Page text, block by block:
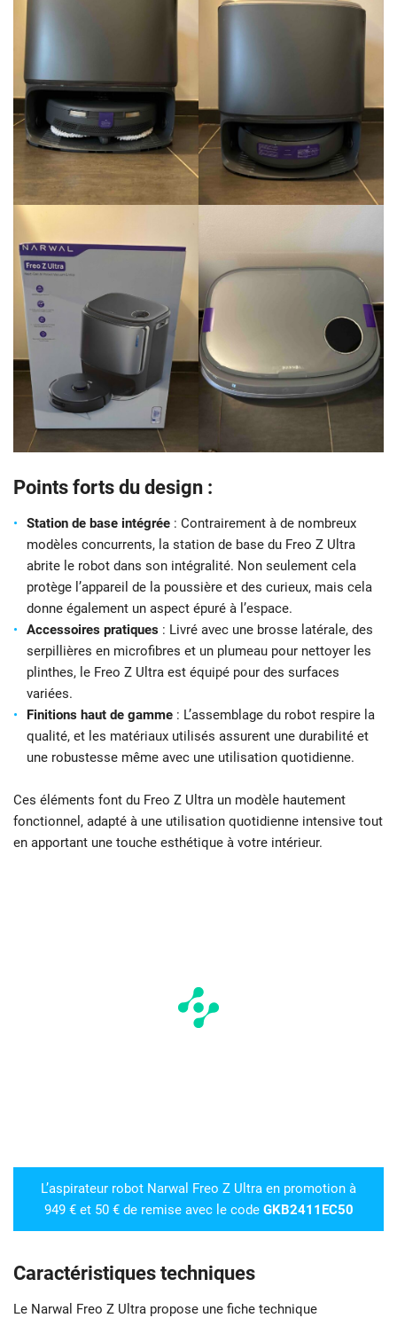
Points forts du design :
Station de base intégrée : Contrairement à de nombreux
modèles concurrents, la station de base du Freo Z Ultra
abrite le robot dans son intégralité. Non seulement cela
protège l’appareil de la poussière et des curieux, mais cela
donne également un aspect épuré à l’espace.
Accessoires pratiques : Livré avec une brosse latérale, des
serpillières en microfibres et un plumeau pour nettoyer les
plinthes, le Freo Z Ultra est équipé pour des surfaces
variées.
Finitions haut de gamme : L’assemblage du robot respire la
qualité, et les matériaux utilisés assurent une durabilité et
une robustesse même avec une utilisation quotidienne.
Ces éléments font du Freo Z Ultra un modèle hautement
fonctionnel, adapté à une utilisation quotidienne intensive tout
en apportant une touche esthétique à votre intérieur.
L’aspirateur robot Narwal Freo Z Ultra en promotion à
949 € et 50 € de remise avec le code GKB2411EC50
Caractéristiques techniques
Le Narwal Freo Z Ultra propose une fiche technique